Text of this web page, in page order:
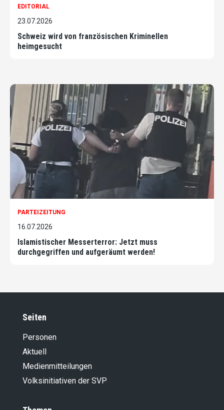
EDITORIAL
23.07.2026
Schweiz wird von französischen Kriminellen
heimgesucht
PARTEIZEITUNG
16.07.2026
Islamistischer Messerterror: Jetzt muss
durchgegriffen und aufgeräumt werden!
Seiten
Personen
Aktuell
Medienmitteilungen
Volksinitiativen der SVP